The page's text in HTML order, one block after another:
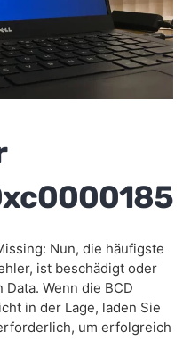
Nun, die häufigste
ist beschädigt oder
Wenn die BCD
in der Lage, laden Sie
um erfolgreich